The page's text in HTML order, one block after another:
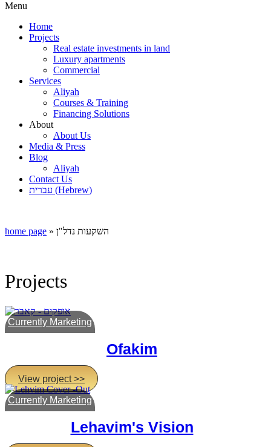
Menu
Home
Projects
Real estate investments in land
Luxury apartments
Commercial
Services
Aliyah
Courses & Training
Financing Solutions
About
About Us
Media & Press
Blog
Aliyah
Contact Us
עברית (Hebrew)
home page » השקעות נדל"ן
Projects
Currently Marketing
Ofakim
View project >>
Currently Marketing
Lehavim's Vision